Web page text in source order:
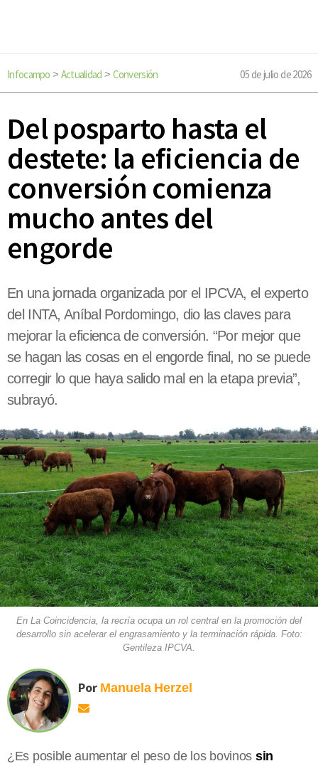
Infocampo > Actualidad > Conversión 05 de julio de 2026
Del posparto hasta el
destete: la eficiencia de
conversión comienza
mucho antes del
engorde
En una jornada organizada por el IPCVA, el experto
del INTA, Aníbal Pordomingo, dio las claves para
mejorar la eficienca de conversión. “Por mejor que
se hagan las cosas en el engorde final, no se puede
corregir lo que haya salido mal en la etapa previa”,
subrayó.
En La Coincidencia, la recría ocupa un rol central en la promoción del
desarrollo sin acelerar el engrasamiento y la terminación rápida. Foto:
Gentileza IPCVA.
Por Manuela Herzel
¿Es posible aumentar el peso de los bovinos sin